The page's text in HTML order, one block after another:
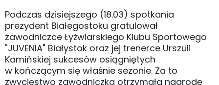
Podczas dzisiejszego (18.03) spotkania
prezydent Białegostoku gratulował
zawodniczce Łyżwiarskiego Klubu Sportowego
"JUVENIA" Białystok oraz jej trenerce Urszuli
Kamińskiej sukcesów osiągniętych
w kończącym się właśnie sezonie. Za to
zwycięstwo zawodniczka otrzymała nagrodę